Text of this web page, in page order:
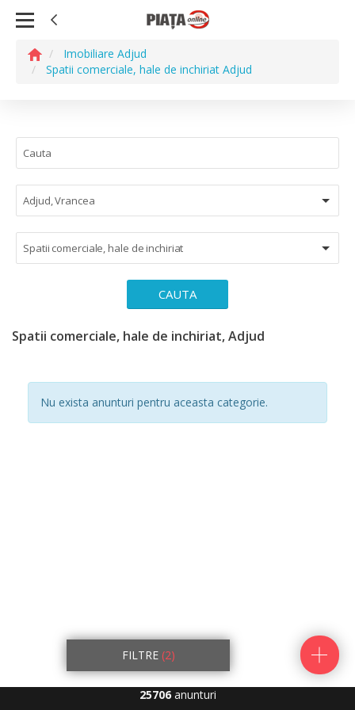
Imobiliare Adjud
Spatii comerciale, hale de inchiriat Adjud
Adjud, Vrancea
Spatii comerciale, hale de inchiriat
CAUTA
Spatii comerciale, hale de inchiriat, Adjud
Nu exista anunturi pentru aceasta categorie.
FILTRE (2)
25706anunturi